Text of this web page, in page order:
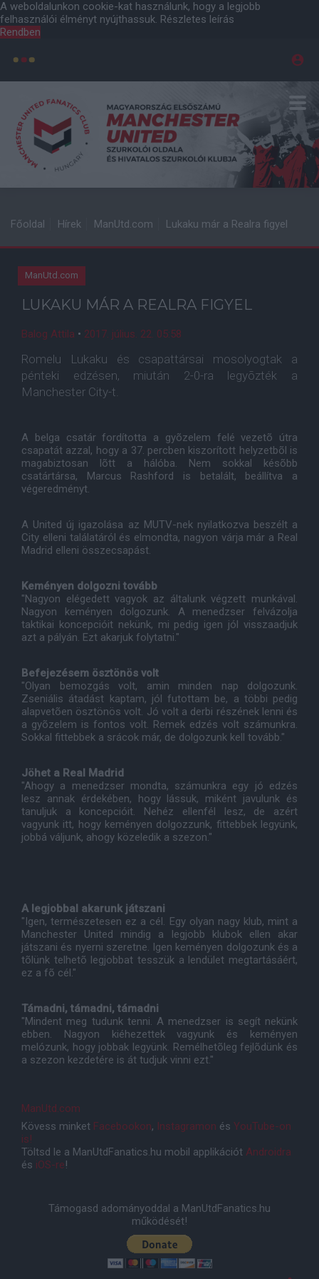
A weboldalunkon cookie-kat használunk, hogy a legjobb
felhasználói élményt nyújthassuk. Részletes leírás
Rendben
Főoldal Hírek ManUtd.com Lukaku már a Realra figyel
ManUtd.com
LUKAKU MÁR A REALRA FIGYEL
Balog Attila • 2017. július. 22. 05:58
Romelu Lukaku és csapattársai mosolyogtak a
pénteki edzésen, miután 2-0-ra legyõzték a
Manchester City-t.
A belga csatár fordította a gyõzelem felé vezetõ útra
csapatát azzal, hogy a 37. percben kiszorított helyzetbõl is
magabiztosan lõtt a hálóba. Nem sokkal késõbb
csatártársa, Marcus Rashford is betalált, beállítva a
végeredményt.
A United új igazolása az MUTV-nek nyilatkozva beszélt a
City elleni találatáról és elmondta, nagyon várja már a Real
Madrid elleni összecsapást.
Keményen dolgozni tovább
"Nagyon elégedett vagyok az általunk végzett munkával.
Nagyon keményen dolgozunk. A menedzser felvázolja
taktikai koncepcióit nekünk, mi pedig igen jól visszaadjuk
azt a pályán. Ezt akarjuk folytatni."
Befejezésem ösztönös volt
"Olyan bemozgás volt, amin minden nap dolgozunk.
Zseniális átadást kaptam, jól futottam be, a többi pedig
alapvetõen ösztönös volt. Jó volt a derbi részének lenni és
a gyõzelem is fontos volt. Remek edzés volt számunkra.
Sokkal fittebbek a srácok már, de dolgozunk kell tovább."
Jöhet a Real Madrid
"Ahogy a menedzser mondta, számunkra egy jó edzés
lesz annak érdekében, hogy lássuk, miként javulunk és
tanuljuk a koncepcióit. Nehéz ellenfél lesz, de azért
vagyunk itt, hogy keményen dolgozzunk, fittebbek legyünk,
jobbá váljunk, ahogy közeledik a szezon."
A legjobbal akarunk játszani
"Igen, természetesen ez a cél. Egy olyan nagy klub, mint a
Manchester United mindig a legjobb klubok ellen akar
játszani és nyerni szeretne. Igen keményen dolgozunk és a
tõlünk telhetõ legjobbat tesszük a lendület megtartásáért,
ez a fõ cél."
Támadni, támadni, támadni
"Mindent meg tudunk tenni. A menedzser is segít nekünk
ebben. Nagyon kiéhezettek vagyunk és keményen
melózunk, hogy jobbak legyünk. Remélhetõleg fejlõdünk és
a szezon kezdetére is át tudjuk vinni ezt."
ManUtd.com
Kövess minket Facebookon, Instagramon és YouTube-on
is!
Töltsd le a ManUtdFanatics.hu mobil applikációt Androidra
és iOS-re!
Támogasd adományoddal a ManUtdFanatics.hu
működését!